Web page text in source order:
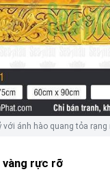
với ánh hào quang tỏa rạng
vàng rực rỡ